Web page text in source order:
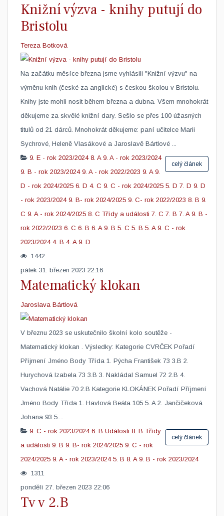
Knižní výzva - knihy putují do
Bristolu
Tereza Botková
Na začátku měsíce března jsme vyhlásili "Knižní výzvu" na
výměnu knih (české za anglické) s českou školou v Bristolu.
Knihy jste mohli nosit během března a dubna. Všem mnohokrát
děkujeme za skvělé knižní dary. Sešlo se přes 100 úžasných
titulů od 21 dárců. Mnohokrát děkujeme: paní učitelce Marii
Sychrové, Heleně Vlasákové a Jaroslavě Bártlové ...
celý článek
9. E - rok 2023/2024 8. A 9. A - rok 2023/2024
9. B - rok 2023/2024 9. A - rok 2022/2023 9. A 9.
D - rok 2024/2025 6. D 4. C 9. C - rok 2024/2025 5. D 7. D 9. D
- rok 2023/2024 9. B- rok 2024/2025 9. C- rok 2022/2023 8. B 9.
C 9. A - rok 2024/2025 8. C Třídy a události 7. C 7. B 7. A 9. B -
rok 2022/2023 6. C 6. B 6. A 9. B 5. C 5. B 5. A 9. C - rok
2023/2024 4. B 4. A 9. D
1442
pátek 31. březen 2023 22:16
Matematický klokan
Jaroslava Bártlová
​V březnu 2023 se uskutečnilo školní kolo soutěže -
Matematický klokan . Výsledky: Kategorie CVRČEK Pořadí
Příjmení Jméno Body Třída 1. Pýcha František 73 3.B 2.
Hurychová Izabela 73 3.B 3. Nakládal Samuel 72 2.B 4.
Vachová Natálie 70 2.B Kategorie KLOKÁNEK Pořadí Příjmení
Jméno Body Třída 1. Havlová Beáta 105 5. A 2. Jančičeková
Johana 93 5....
celý článek
9. C - rok 2023/2024 6. B Události 8. B Třídy
a události 9. B 9. B- rok 2024/2025 9. C - rok
2024/2025 9. A - rok 2023/2024 5. B 8. A 9. B - rok 2023/2024
1311
pondělí 27. březen 2023 22:06
Tv v 2.B